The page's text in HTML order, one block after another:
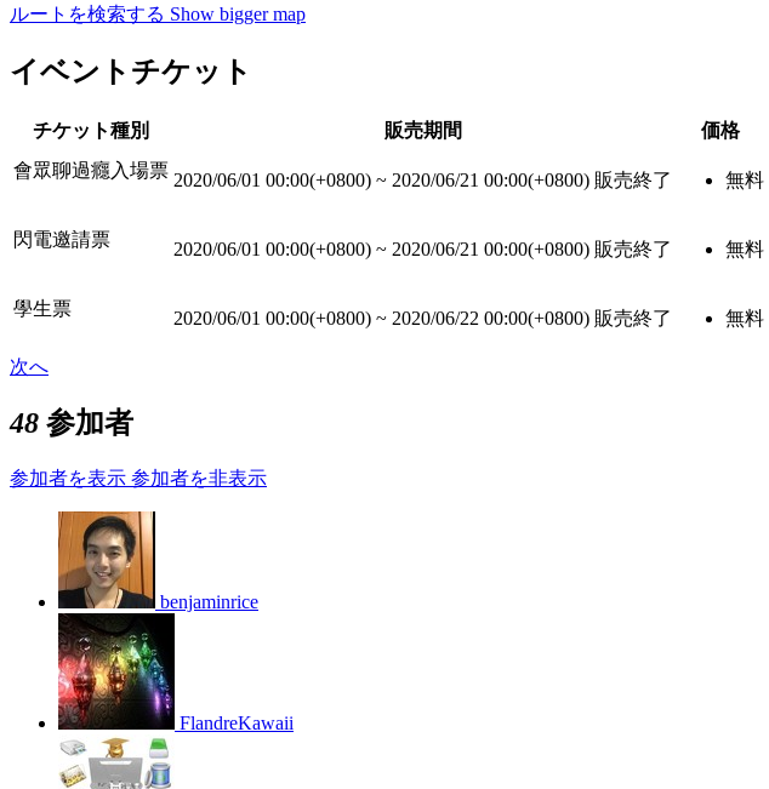
ルートを検索する Show bigger map
イベントチケット
チケット種別 販売期間
価格
會眾聊過癮入場票 2020/06/01 00:00(+0800) ~ 2020/06/21 00:00(+0800) 販売終了 無料
閃電邀請票 2020/06/01 00:00(+0800) ~ 2020/06/21 00:00(+0800) 販売終了 無料
學生票 2020/06/01 00:00(+0800) ~ 2020/06/22 00:00(+0800) 販売終了 無料
次へ
48 参加者
参加者を表示 参加者を非表示
benjaminrice
FlandreKawaii